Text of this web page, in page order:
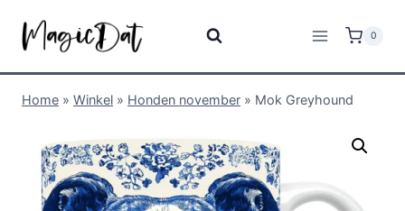
0
Home » Winkel » Honden november » Mok Greyhound